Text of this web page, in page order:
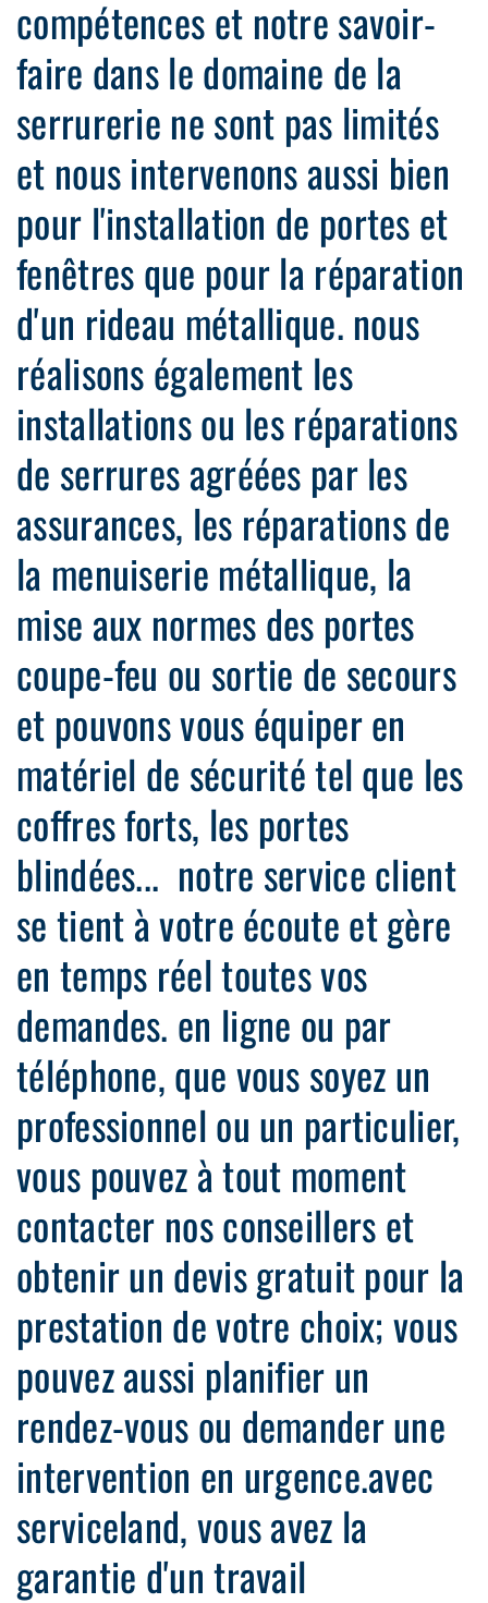
compétences et notre savoir-
faire dans le domaine de la
serrurerie ne sont pas limités
et nous intervenons aussi bien
pour l'installation de portes et
fenêtres que pour la réparation
d'un rideau métallique. nous
réalisons également les
installations ou les réparations
de serrures agréées par les
assurances, les réparations de
la menuiserie métallique, la
mise aux normes des portes
coupe-feu ou sortie de secours
et pouvons vous équiper en
matériel de sécurité tel que les
coffres forts, les portes
blindées... notre service client
se tient à votre écoute et gère
en temps réel toutes vos
demandes. en ligne ou par
téléphone, que vous soyez un
professionnel ou un particulier,
vous pouvez à tout moment
contacter nos conseillers et
obtenir un devis gratuit pour la
prestation de votre choix; vous
pouvez aussi planifier un
rendez-vous ou demander une
intervention en urgence.avec
serviceland, vous avez la
garantie d'un travail